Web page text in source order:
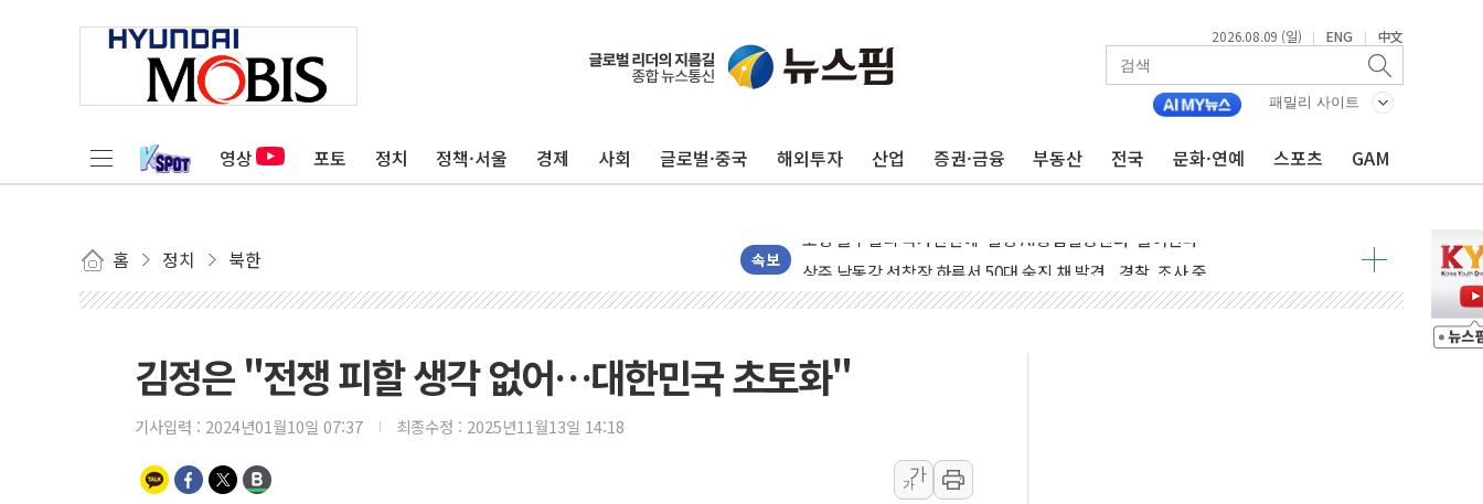
2026.08.09 (일) | ENG | 中文
패밀리 사이트
영상 포토 정치 정책·서울 경제 사회 글로벌·중국 해외투자 산업 증권·금융 부동산 전국 문화·연예 스포츠 GAM
홈 정치 북한 속보
평택 진위면 공장서 질식사고 발생…작업자 1명 숨져
상주 낙동강 선착장 하류서 50대 숨진 채 발견...경찰, 조사 중
[종합] 김민석, 정청래에 누적 '1.48%p' 차 선두 유지...金 46.01% vs 鄭 44.53%
인천서 말다툼 중 어머니 살해 10대 구속…범행 후 반려견도 죽여
김민석, 강원·대구·경북 경선서 정청래에 승리…金 48.54% vs 鄭 44.40%
[속보] 민주, 경북 경선 결과 발표...김민석 47.37% 정청래 45.71% 송영길 6.92%
[속보] 민주, 대구 경선 결과 발표...정청래 47.82% 김민석 46.35% 송영길 5.83%
김정은 "전쟁 피할 생각 없어…대한민국 초토화"
기사입력 : 2024년01월10일 07:37 최종수정 : 2025년11월13일 14:18
가
가